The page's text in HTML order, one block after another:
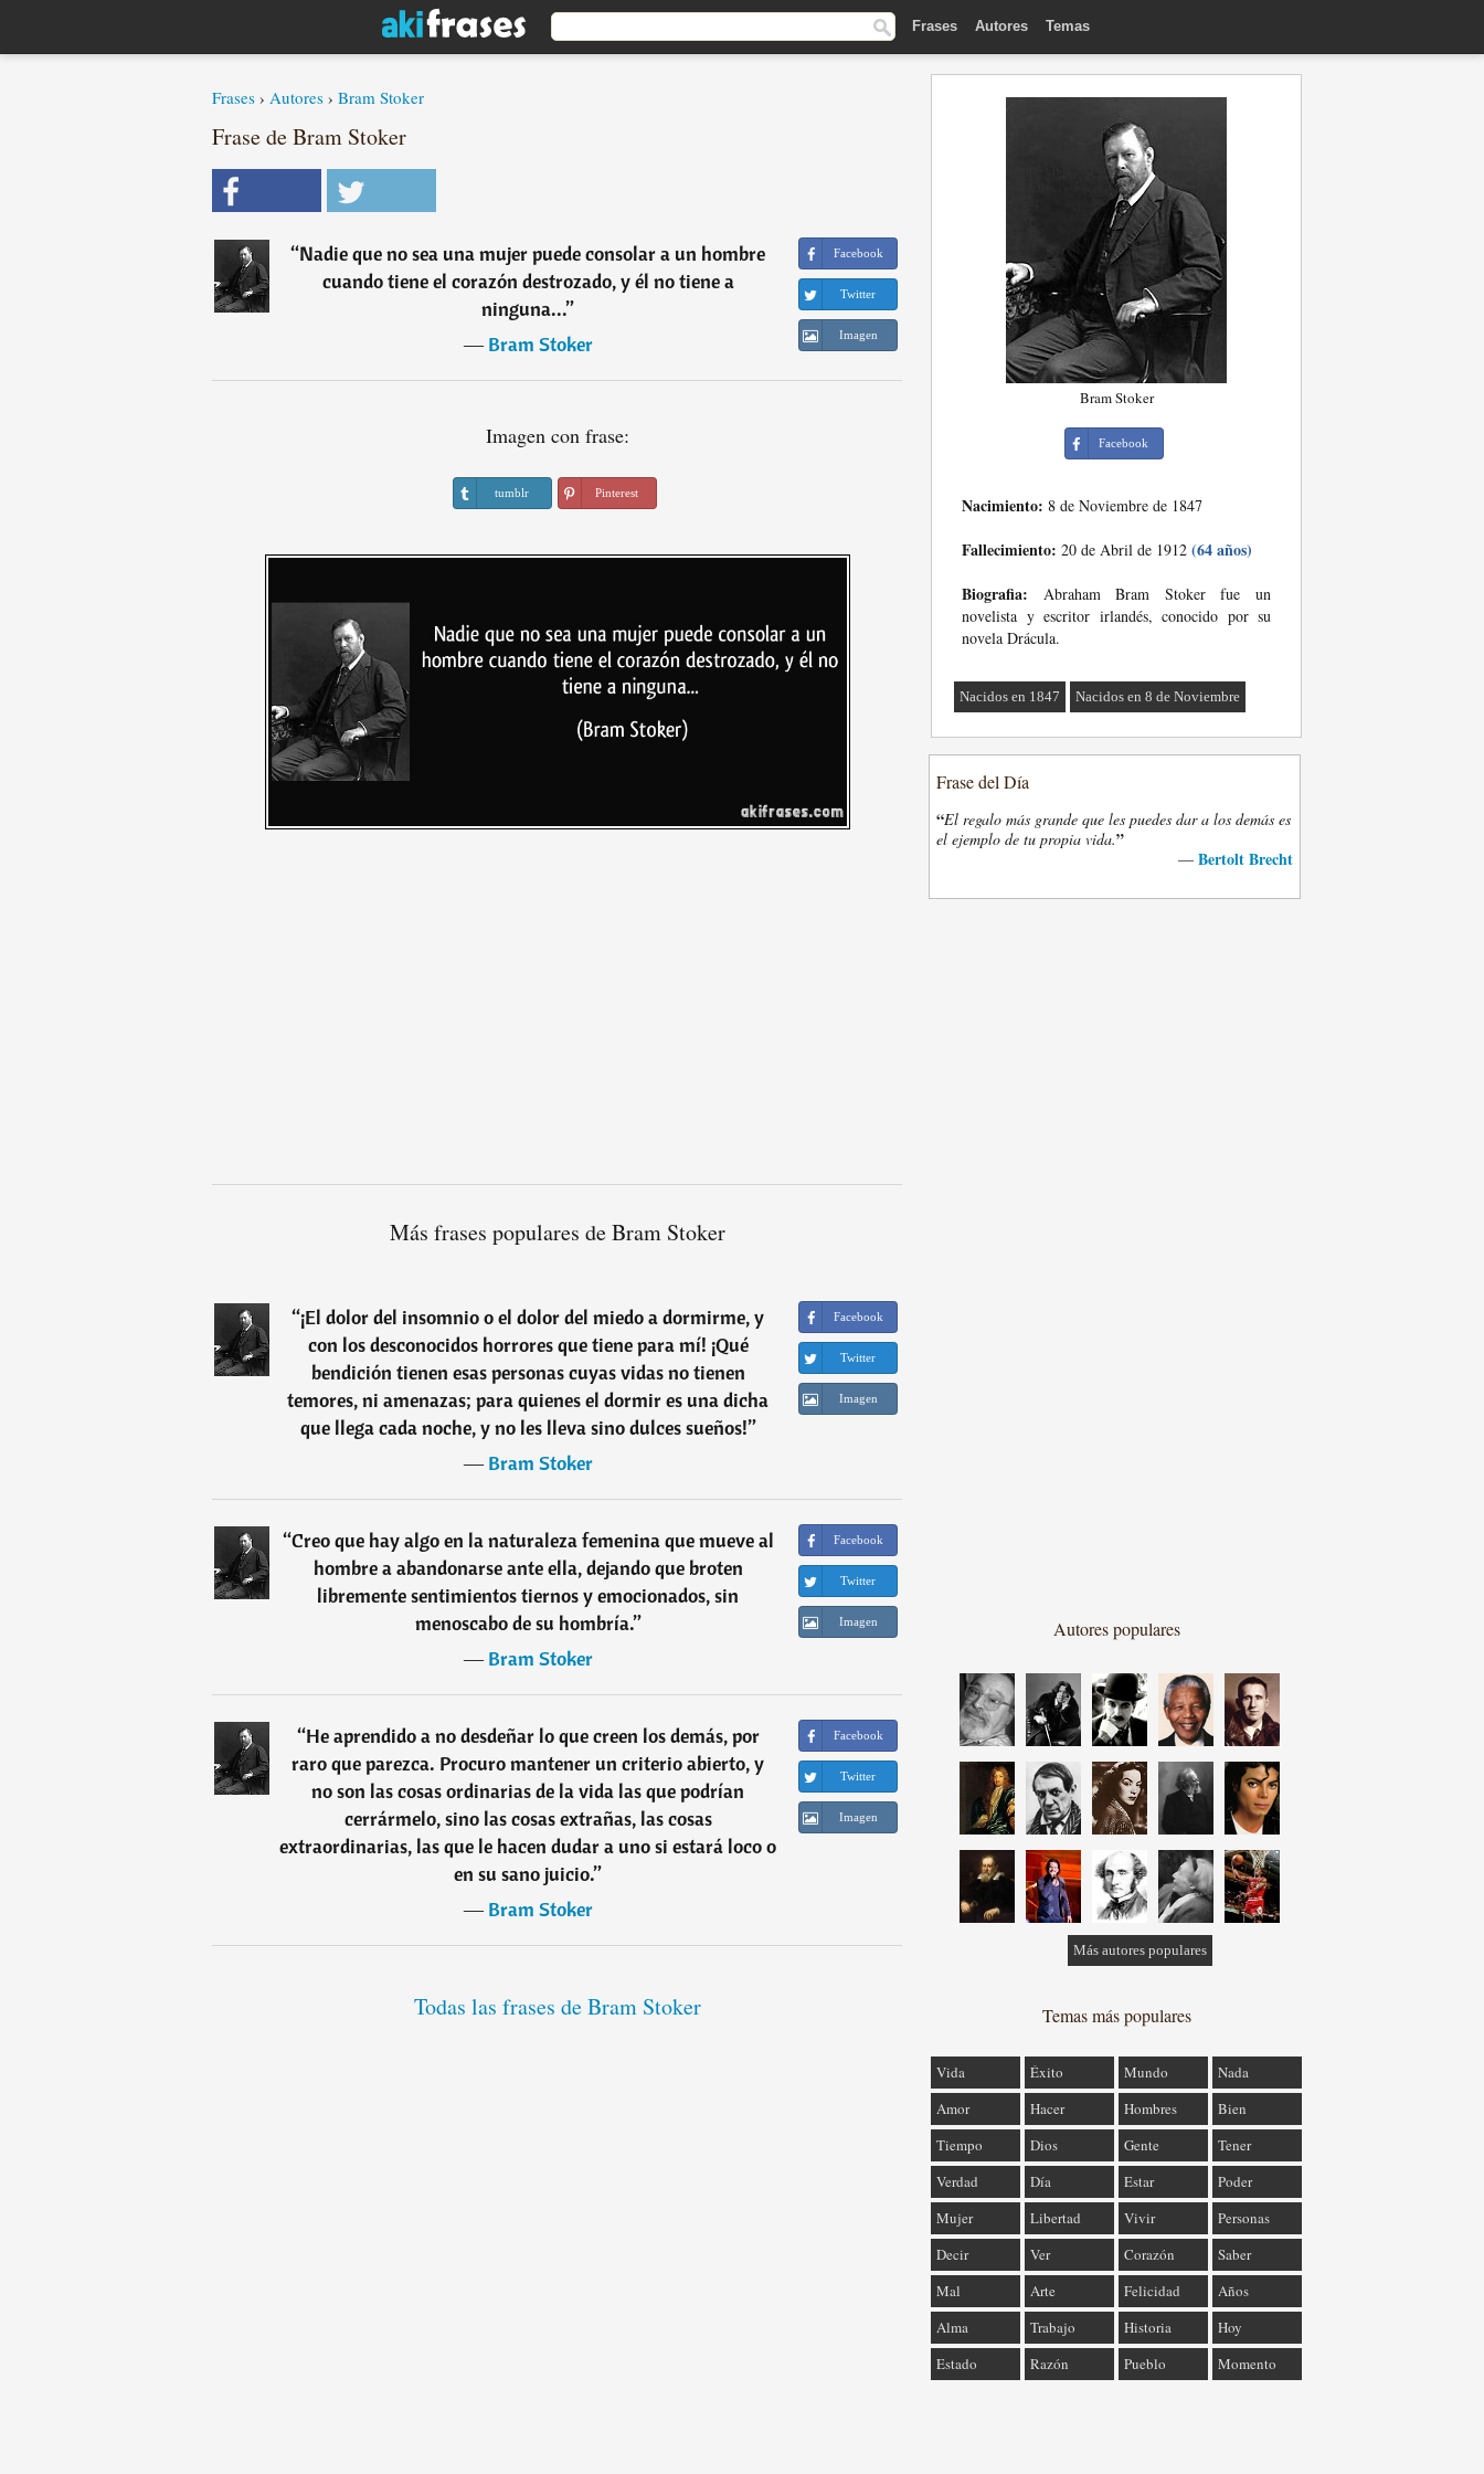
Frases Autores Temas
Frases › Autores › Bram Stoker
Frase de Bram Stoker
“Nadie que no sea una mujer puede consolar a un hombre
cuando tiene el corazón destrozado, y él no tiene a
ninguna...”
―Bram Stoker
Facebook
Twitter
Imagen
Imagen con frase:
tumblr Pinterest
Más frases populares de Bram Stoker
“¡El dolor del insomnio o el dolor del miedo a dormirme, y
con los desconocidos horrores que tiene para mí! ¡Qué
bendición tienen esas personas cuyas vidas no tienen
temores, ni amenazas; para quienes el dormir es una dicha
que llega cada noche, y no les lleva sino dulces sueños!”
―Bram Stoker
Facebook
Twitter
Imagen
“Creo que hay algo en la naturaleza femenina que mueve al
hombre a abandonarse ante ella, dejando que broten
libremente sentimientos tiernos y emocionados, sin
menoscabo de su hombría.”
―Bram Stoker
Facebook
Twitter
Imagen
“He aprendido a no desdeñar lo que creen los demás, por
raro que parezca. Procuro mantener un criterio abierto, y
no son las cosas ordinarias de la vida las que podrían
cerrármelo, sino las cosas extrañas, las cosas
extraordinarias, las que le hacen dudar a uno si estará loco o
en su sano juicio.”
―Bram Stoker
Facebook
Twitter
Imagen
Todas las frases de Bram Stoker
Bram Stoker
Facebook
Nacimiento: 8 de Noviembre de 1847
Fallecimiento: 20 de Abril de 1912 (64 años)
Biografia: Abraham Bram Stoker fue un
novelista y escritor irlandés, conocido por su
novela Drácula.
Nacidos en 1847 Nacidos en 8 de Noviembre
Frase del Día
“El regalo más grande que les puedes dar a los demás es
el ejemplo de tu propia vida.”
— Bertolt Brecht
Autores populares
Más autores populares
Temas más populares
Vida Éxito Mundo
Nada
Amor
Hacer Hombres
Bien
Tiempo
Dios Gente
Tener
Verdad
Día Estar
Poder
Mujer
Libertad Vivir
Personas
Decir
Ver Corazón
Saber
Mal
Arte Felicidad
Años
Alma
Trabajo Historia
Hoy
Estado
Razón Pueblo Momento